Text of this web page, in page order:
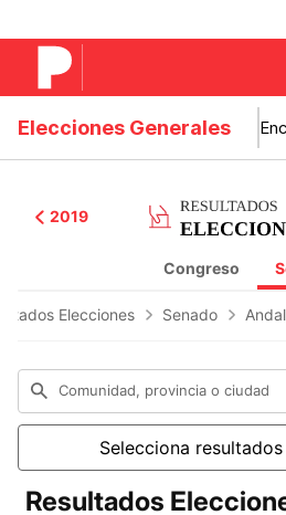
Elecciones Generales
2019
Congreso
Elecciones Senado
Comunidad, provincia o ciudad
Selecciona
Resultados